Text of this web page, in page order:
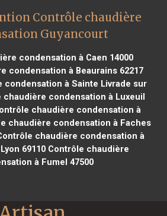
Contrôle chaudière
Guyancourt
condensation à Caen 14000
condensation à Beaurains 62217
condensation à Sainte Livrade sur
condensation à Luxeuil
chaudière condensation à
chaudière condensation à Faches
chaudière condensation à
69110Contrôle chaudière
à Fumel 47500